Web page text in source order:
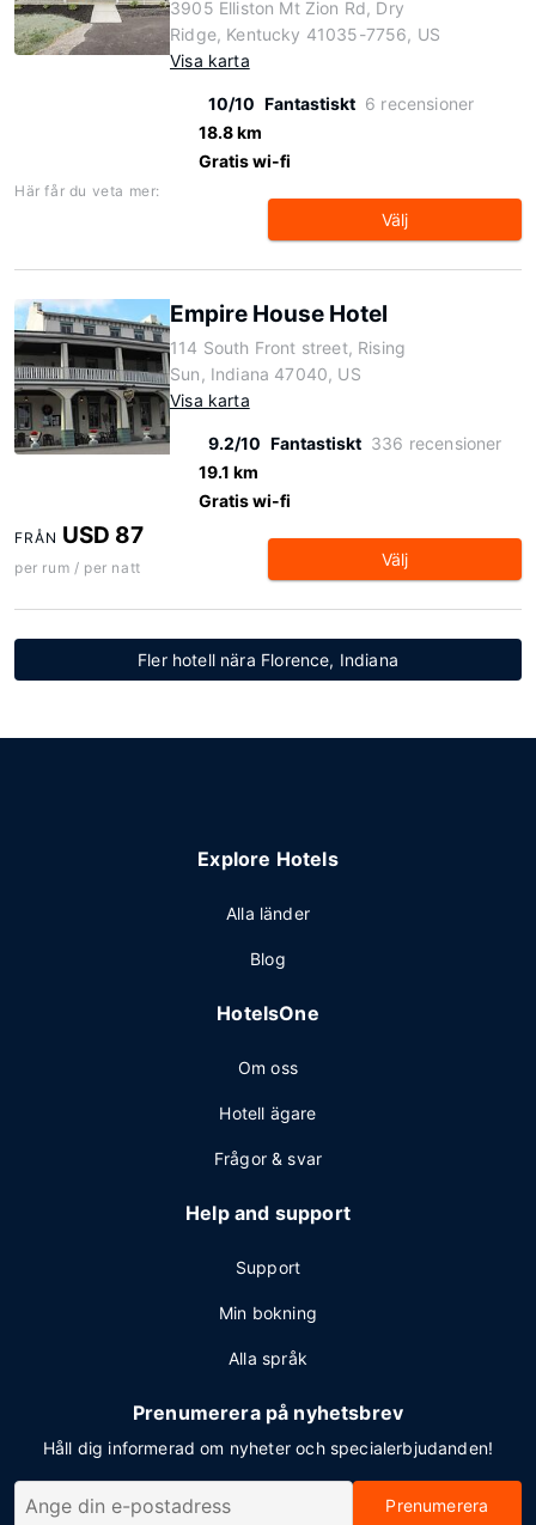
3905 Elliston Mt Zion Rd, Dry
Ridge, Kentucky 41035-7756, US
Visa karta
10/10 Fantastiskt 6 recensioner
18.8 km
Gratis wi-fi
Här får du veta mer:
Välj
Empire House Hotel
114 South Front street, Rising
Sun, Indiana 47040, US
Visa karta
9.2/10 Fantastiskt 336 recensioner
19.1 km
Gratis wi-fi
FRÅN USD 87
per rum / per natt Välj
Fler hotell nära Florence, Indiana
Explore Hotels
Alla länder
Blog
HotelsOne
Om oss
Hotell ägare
Frågor & svar
Help and support
Support
Min bokning
Alla språk
Prenumerera på nyhetsbrev
Håll dig informerad om nyheter och specialerbjudanden!
Prenumerera